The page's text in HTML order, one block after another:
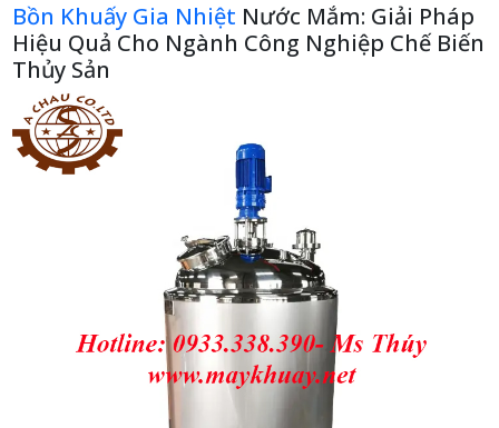
Bồn Khuấy Gia Nhiệt Nước Mắm: Giải Pháp
Hiệu Quả Cho Ngành Công Nghiệp Chế Biến
Thủy Sản